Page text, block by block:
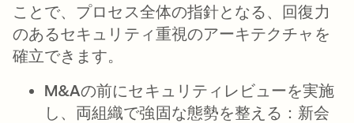
ことで、プロセス全体の指針となる、回復力
のあるセキュリティ重視のアーキテクチャを
確立できます。
M&Aの前にセキュリティレビューを実施
し、両組織で強固な態勢を整える ：新会